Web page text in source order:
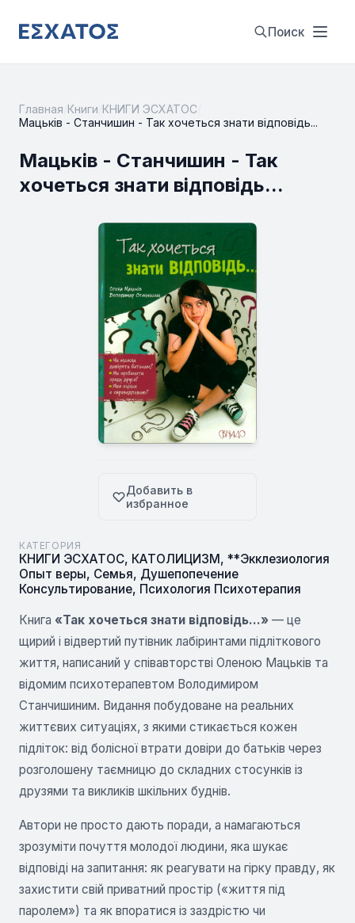
Поиск
Главная Книги КНИГИ ЭСХАТОС
Мацьків - Станчишин - Так хочеться знати відповідь...
Мацьків - Станчишин - Так
хочеться знати відповідь...
Добавить в
избранное
КАТЕГОРИЯ
КНИГИ ЭСХАТОС, КАТОЛИЦИЗМ, **Экклезиология
Опыт веры, Семья, Душепопечение
Консультирование, Психология Психотерапия
Книга «Так хочеться знати відповідь...» — це
щирий і відвертий путівник лабіринтами підліткового
життя, написаний у співавторстві Оленою Мацьків та
відомим психотерапевтом Володимиром
Станчишиним. Видання побудоване на реальних
життєвих ситуаціях, з якими стикається кожен
підліток: від болісної втрати довіри до батьків через
розголошену таємницю до складних стосунків із
друзями та викликів шкільних буднів.
Автори не просто дають поради, а намагаються
зрозуміти почуття молодої людини, яка шукає
відповіді на запитання: як реагувати на гірку правду, як
захистити свій приватний простір («життя під
паролем») та як впоратися із заздрістю чи